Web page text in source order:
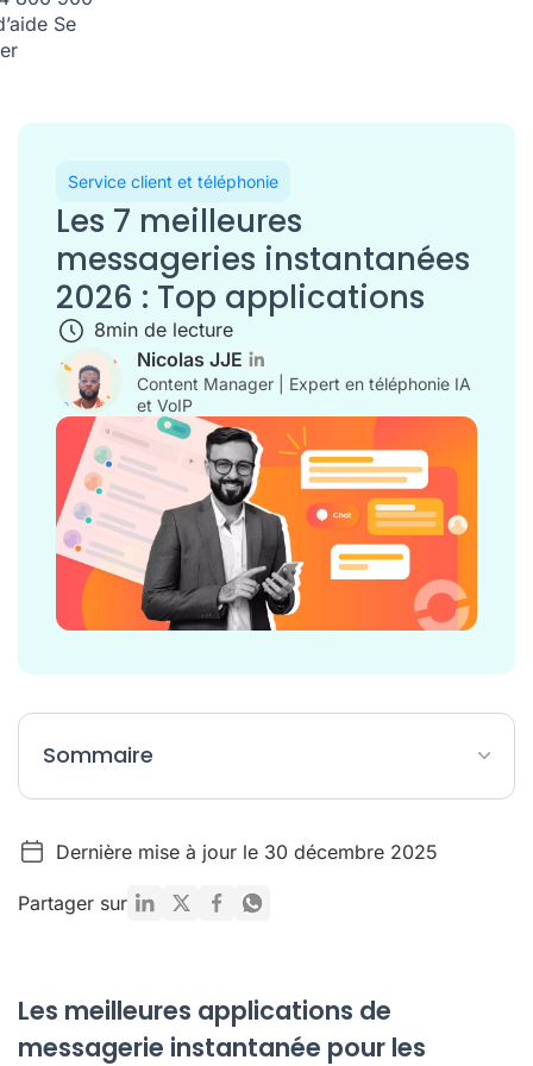
Se
Service client et téléphonie
Les 7 meilleures
messageries instantanées
2026 : Top applications
8min de lecture
Nicolas JJE
Content Manager | Expert en téléphonie IA
et VoIP
Sommaire
Qu'est-ce qu'une application de messagerie instantanée ?
Quelles sont les applications de messagerie instantanée
Le mot de la fin
Dernière mise à jour le 30 décembre 2025
Partager sur
Les meilleures applications de
messagerie instantanée pour les